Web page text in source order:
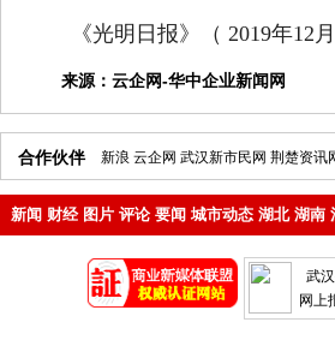
《光明日报》（ 2019年12月
来源： 云企网-华中企业新闻网
合作伙伴 新浪 云企网 武汉新市民网 荆楚资讯
新闻 财经 图片 评论 要闻 城市动态 湖北 湖南
武
网上